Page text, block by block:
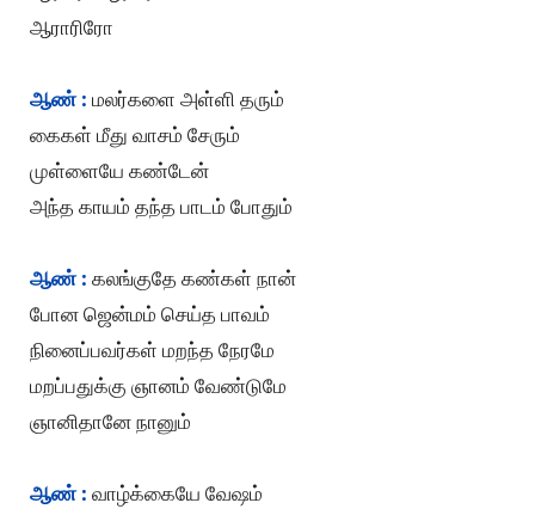
ஆராரிரோ
ஆண் : மலர்களை அள்ளி தரும்
கைகள் மீது வாசம் சேரும்
முள்ளையே கண்டேன்
அந்த காயம் தந்த பாடம் போதும்
ஆண் : கலங்குதே கண்கள் நான்
போன ஜென்மம் செய்த பாவம்
நினைப்பவர்கள் மறந்த நேரமே
மறப்பதுக்கு ஞானம் வேண்டுமே
ஞானிதானே நானும்
ஆண் : வாழ்க்கையே வேஷம்